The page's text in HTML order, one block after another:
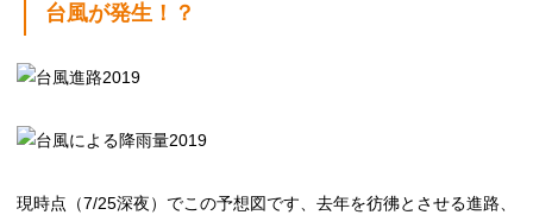
台風が発生！？
現時点（7/25深夜）でこの予想図です、去年を彷彿とさせる進路、